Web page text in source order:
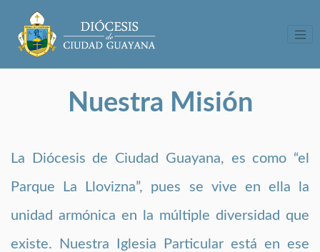
Launch demo modal
Nuestra Misión
La Diócesis de Ciudad Guayana, es como “el
Parque La Llovizna”, pues se vive en ella la
unidad armónica en la múltiple diversidad que
existe. Nuestra Iglesia Particular está en ese